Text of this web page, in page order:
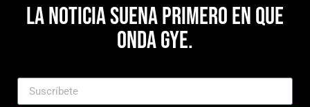
La noticia suena primero en Que
Onda Gye.